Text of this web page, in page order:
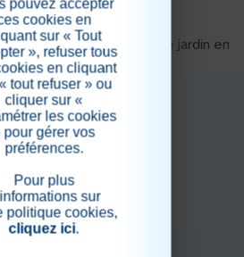
de poney blanc
bel après midi dans le jardin en
sociaux
pouvez accepter
cookies en
sur « Tout
», refuser tous
en cliquant
tout refuser » ou
cliquer sur «
les cookies
pour gérer vos
préférences.
Pour plus
sur
politique cookies,
cliquez ici.